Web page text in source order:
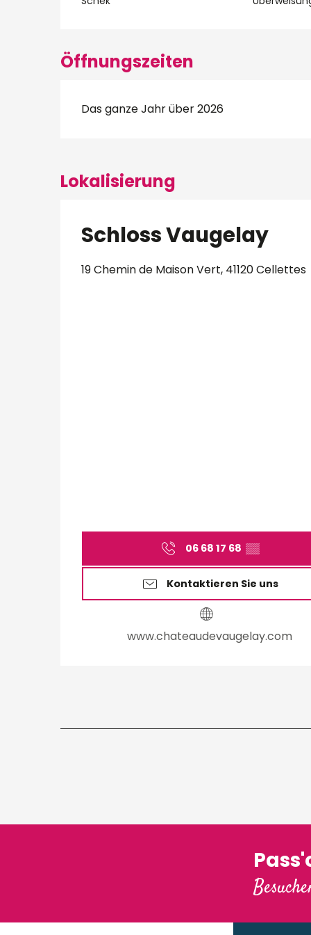
Öffnungszeiten
Das ganze Jahr über 2026
Lokalisierung
Schloss Vaugelay
19 Chemin de Maison Vert, 41120 Cellettes
06 68 17 68 ▒▒
Kontaktieren Sie uns
www.chateaudevaugelay.com